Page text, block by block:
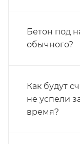
Бетон под
обычного?
Как будут
не успели
время?